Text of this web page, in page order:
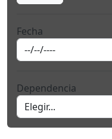
Fecha
Dependencia